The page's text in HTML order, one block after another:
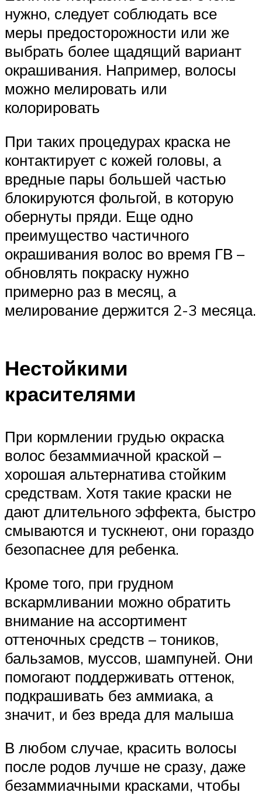
нужно, следует соблюдать все
меры предосторожности или же
выбрать более щадящий вариант
окрашивания. Например, волосы
можно мелировать или
колорировать
При таких процедурах краска не
контактирует с кожей головы, а
вредные пары большей частью
блокируются фольгой, в которую
обернуты пряди. Еще одно
преимущество частичного
окрашивания волос во время ГВ –
обновлять покраску нужно
примерно раз в месяц, а
мелирование держится 2-3 месяца.
Нестойкими
красителями
При кормлении грудью окраска
волос безаммиачной краской –
хорошая альтернатива стойким
средствам. Хотя такие краски не
дают длительного эффекта, быстро
смываются и тускнеют, они гораздо
безопаснее для ребенка.
Кроме того, при грудном
вскармливании можно обратить
внимание на ассортимент
оттеночных средств – тоников,
бальзамов, муссов, шампуней. Они
помогают поддерживать оттенок,
подкрашивать без аммиака, а
значит, и без вреда для малыша
В любом случае, красить волосы
после родов лучше не сразу, даже
безаммиачными красками, чтобы